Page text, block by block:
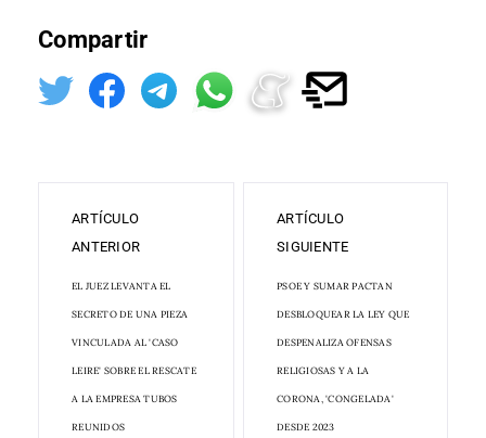
Compartir
ARTÍCULO
ANTERIOR
EL JUEZ LEVANTA EL
SECRETO DE UNA PIEZA
VINCULADA AL 'CASO
LEIRE' SOBRE EL RESCATE
A LA EMPRESA TUBOS
REUNIDOS
ARTÍCULO
SIGUIENTE
PSOE Y SUMAR PACTAN
DESBLOQUEAR LA LEY QUE
DESPENALIZA OFENSAS
RELIGIOSAS Y A LA
CORONA, 'CONGELADA'
DESDE 2023